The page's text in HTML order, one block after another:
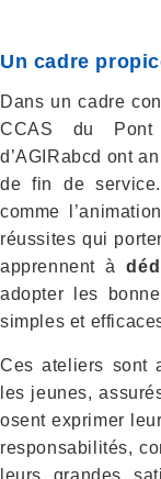
Un cadre
Dans un cadre
CCAS du
d’AGIRabcd ont
de fin de
comme
réussites qui
apprennent à
adopter les
simples et
Ces ateliers sont
les jeunes,
osent exprimer
responsabilités,